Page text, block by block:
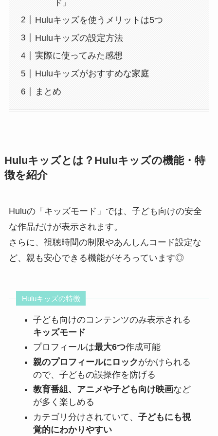
ド」
Huluキッズを使うメリットは5つ
Huluキッズの設定方法
実際に使ってみた感想
Huluキッズがおすすめな家庭
まとめ
Huluキッズとは？Huluキッズの機能・特
徴を紹介
Huluの「キッズモード」では、子ども向けの安全
な作品だけが表示されます。
さらに、視聴時間の制限やあんしんコード設定な
ど、親も安心できる機能がそろっています◎
Huluキッズの特徴
子ども向けのコンテンツのみ表示される
キッズモード
プロフィールは最大6つ作成可能
親のプロフィールにロックがかけられる
ので、子どもの誤操作を防げる
教育番組、アニメや子ども向け映画など
が多く楽しめる
カテゴリ分けされていて、子どもにも視
覚的にわかりやすい